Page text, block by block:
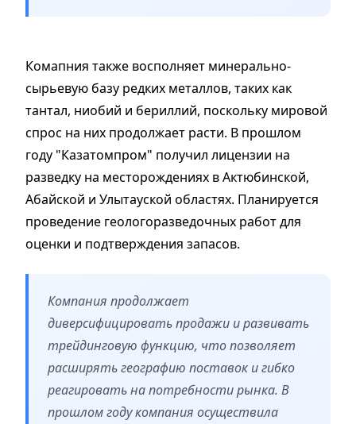
Комапния также восполняет минерально-
сырьевую базу редких металлов, таких как
тантал, ниобий и бериллий, поскольку мировой
спрос на них продолжает расти. В прошлом
году "Казатомпром" получил лицензии на
разведку на месторождениях в Актюбинской,
Абайской и Улытауской областях. Планируется
проведение геологоразведочных работ для
оценки и подтверждения запасов.
Компания продолжает
диверсифицировать продажи и развивать
трейдинговую функцию, что позволяет
расширять географию поставок и гибко
реагировать на потребности рынка. В
прошлом году компания осуществила